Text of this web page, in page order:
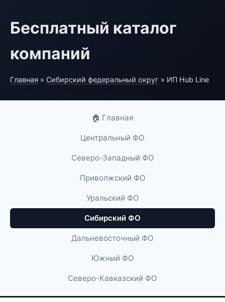
Бесплатный каталог
компаний
Главная » Сибирский федеральный округ » ИП Hub Line
🏠 Главная
Центральный ФО
Северо-Западный ФО
Приволжский ФО
Уральский ФО
Сибирский ФО
Дальневосточный ФО
Южный ФО
Северо-Кавказский ФО